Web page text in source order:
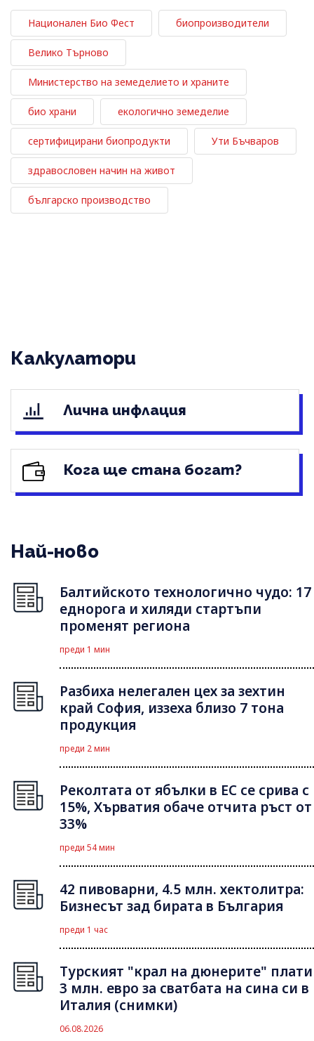
Национален Био Фест биопроизводители
Велико Търново
Министерство на земеделието и храните
био храни екологично земеделие
сертифицирани биопродукти Ути Бъчваров
здравословен начин на живот
българско производство
Калкулатори
Лична инфлация
Кога ще стана богат?
Най-ново
Балтийското технологично чудо: 17
еднорога и хиляди стартъпи
променят региона
преди 1 мин
Разбиха нелегален цех за зехтин
край София, иззеха близо 7 тона
продукция
преди 2 мин
Реколтата от ябълки в ЕС се срива с
15%, Хърватия обаче отчита ръст от
33%
преди 54 мин
42 пивоварни, 4.5 млн. хектолитра:
Бизнесът зад бирата в България
преди 1 час
Турският "крал на дюнерите" плати
3 млн. евро за сватбата на сина си в
Италия (снимки)
06.08.2026